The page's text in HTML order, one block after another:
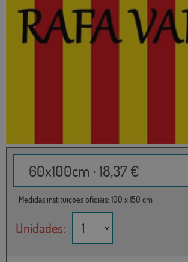
60x100cm · 18,37 €
Medidas instituições oficiais: 100 x 150 cm
Unidades: